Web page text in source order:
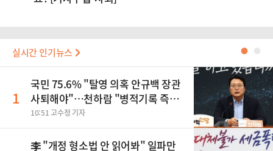
실시간 인기뉴스 ●
1
국민 75.6% "탈영 의혹 안규백 장관
사퇴해야"…천하람 "병적기록 즉각
공개하라"
10:51 고수정 기자
李 "개정 형소법 안 읽어봐" 일파만